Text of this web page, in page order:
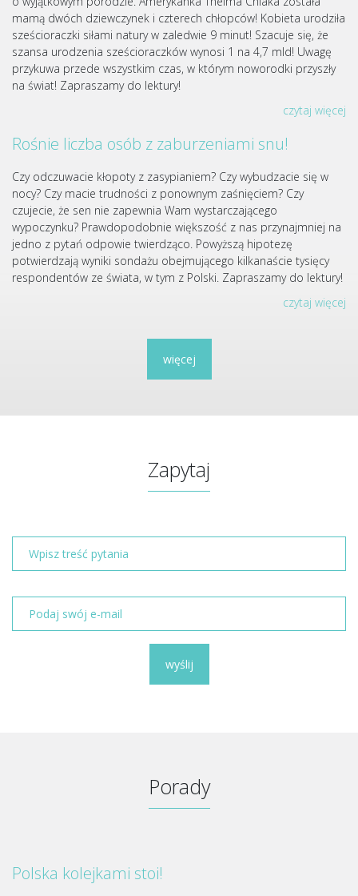
mamą dwóch dziewczynek i czterech chłopców! Kobieta urodziła
sześcioraczki siłami natury w zaledwie 9 minut! Szacuje się, że
szansa urodzenia sześcioraczków wynosi 1 na 4,7 mld! Uwagę
przykuwa przede wszystkim czas, w którym noworodki przyszły
na świat! Zapraszamy do lektury!
czytaj więcej
Rośnie liczba osób z zaburzeniami snu!
Czy odczuwacie kłopoty z zasypianiem? Czy wybudzacie się w
nocy? Czy macie trudności z ponownym zaśnięciem? Czy
czujecie, że sen nie zapewnia Wam wystarczającego
wypoczynku? Prawdopodobnie większość z nas przynajmniej na
jedno z pytań odpowie twierdząco. Powyższą hipotezę
potwierdzają wyniki sondażu obejmującego kilkanaście tysięcy
respondentów ze świata, w tym z Polski. Zapraszamy do lektury!
czytaj więcej
więcej
Zapytaj
wyślij
Porady
Polska kolejkami stoi!